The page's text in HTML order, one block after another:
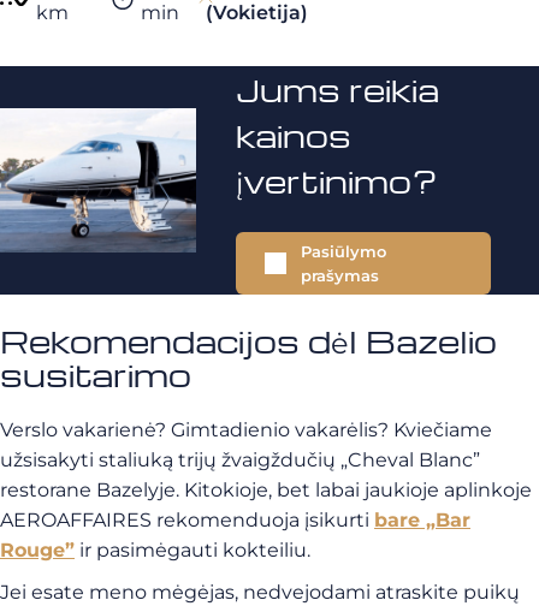
km
min
(Vokietija)
Jums reikia
kainos
įvertinimo?
Pasiūlymo
prašymas
Rekomendacijos dėl Bazelio
susitarimo
Verslo vakarienė? Gimtadienio vakarėlis? Kviečiame
užsisakyti staliuką trijų žvaigždučių „Cheval Blanc”
restorane Bazelyje. Kitokioje, bet labai jaukioje aplinkoje
AEROAFFAIRES rekomenduoja įsikurti bare „Bar
Rouge” ir pasimėgauti kokteiliu.
Jei esate meno mėgėjas, nedvejodami atraskite puikų